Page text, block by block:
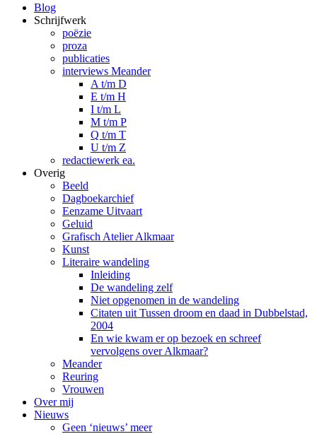
Blog
Schrijfwerk
poëzie
proza
publicaties
interviews Meander
A t/m D
E t/m H
I t/m L
M t/m P
Q t/m T
U t/m Z
redactiewerk ea.
Overig
Beeld
Dagboekarchief
Eenzame Uitvaart
Geluid
Grafisch Atelier Alkmaar
Kunst
Literaire wandeling
Inleiding
De wandeling zelf
Niet opgenomen in de wandeling
Citaten uit Tussen droom en daad in Dubbelstad,
2004
En wie kwam er op bezoek en schreef
vervolgens over Alkmaar?
Meander
Reuring
Vrouwen
Over mij
Nieuws
Geen ‘nieuws’ meer